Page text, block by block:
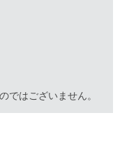
はございません。